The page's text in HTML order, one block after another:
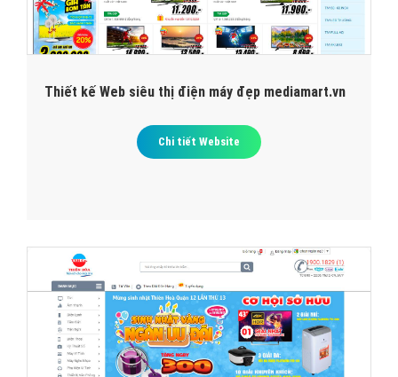
Thiết kế Web siêu thị điện máy đẹp mediamart.vn
Chi tiết Website